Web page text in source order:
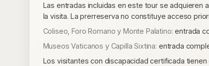
Las entradas incluidas en este tour se adquieren
la visita. La prerreserva no constituye acceso
Coliseo, Foro Romano y Monte Palatino: entrada
Museos Vaticanos y Capilla Sixtina: entrada
Los visitantes con discapacidad certificada